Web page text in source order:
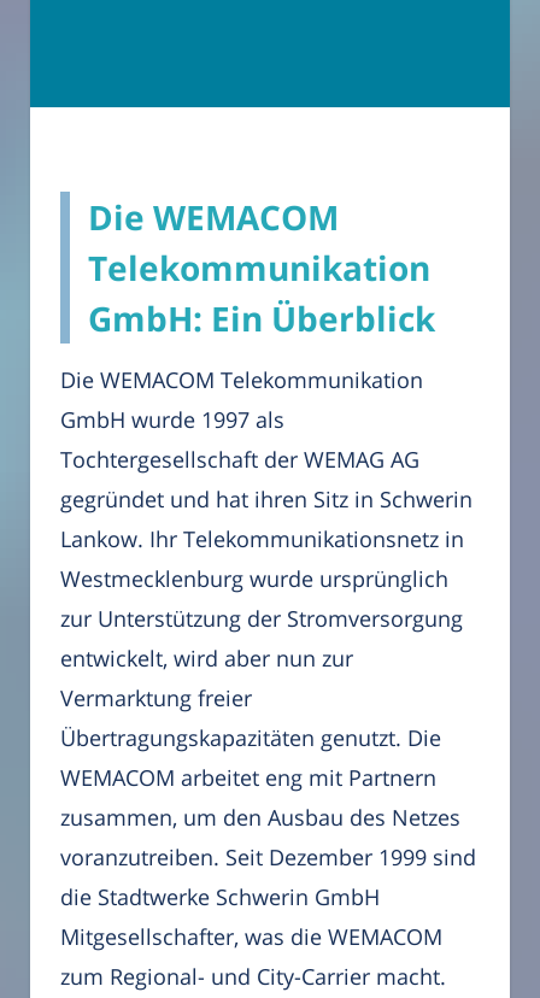
Die WEMACOM
Telekommunikation
GmbH: Ein Überblick
Die WEMACOM Telekommunikation
GmbH wurde 1997 als
Tochtergesellschaft der WEMAG AG
gegründet und hat ihren Sitz in Schwerin
Lankow. Ihr Telekommunikationsnetz in
Westmecklenburg wurde ursprünglich
zur Unterstützung der Stromversorgung
entwickelt, wird aber nun zur
Vermarktung freier
Übertragungskapazitäten genutzt. Die
WEMACOM arbeitet eng mit Partnern
zusammen, um den Ausbau des Netzes
voranzutreiben. Seit Dezember 1999 sind
die Stadtwerke Schwerin GmbH
Mitgesellschafter, was die WEMACOM
zum Regional- und City-Carrier macht.